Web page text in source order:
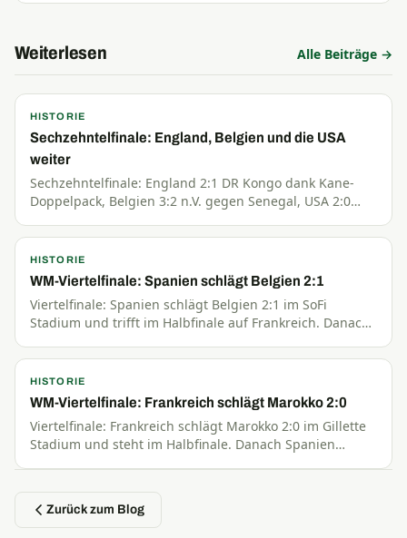
Weiterlesen Alle Beiträge →
HISTORIE
Sechzehntelfinale: England, Belgien und die USA
weiter
Sechzehntelfinale: England 2:1 DR Kongo dank Kane-
Doppelpack, Belgien 3:2 n.V. gegen Senegal, USA 2:0
Kroatien.
HISTORIE
WM-Viertelfinale: Spanien schlägt Belgien 2:1
Viertelfinale: Spanien schlägt Belgien 2:1 im SoFi
Stadium und trifft im Halbfinale auf Frankreich. Danach
HISTORIE
WM-Viertelfinale: Frankreich schlägt Marokko 2:0
Viertelfinale: Frankreich schlägt Marokko 2:0 im Gillette
Stadium und steht im Halbfinale. Danach Spanien
Zurück zum Blog